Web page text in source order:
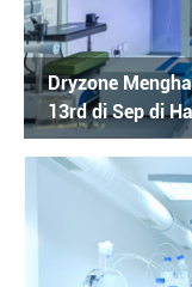
Dryzone
13rd di Sep di